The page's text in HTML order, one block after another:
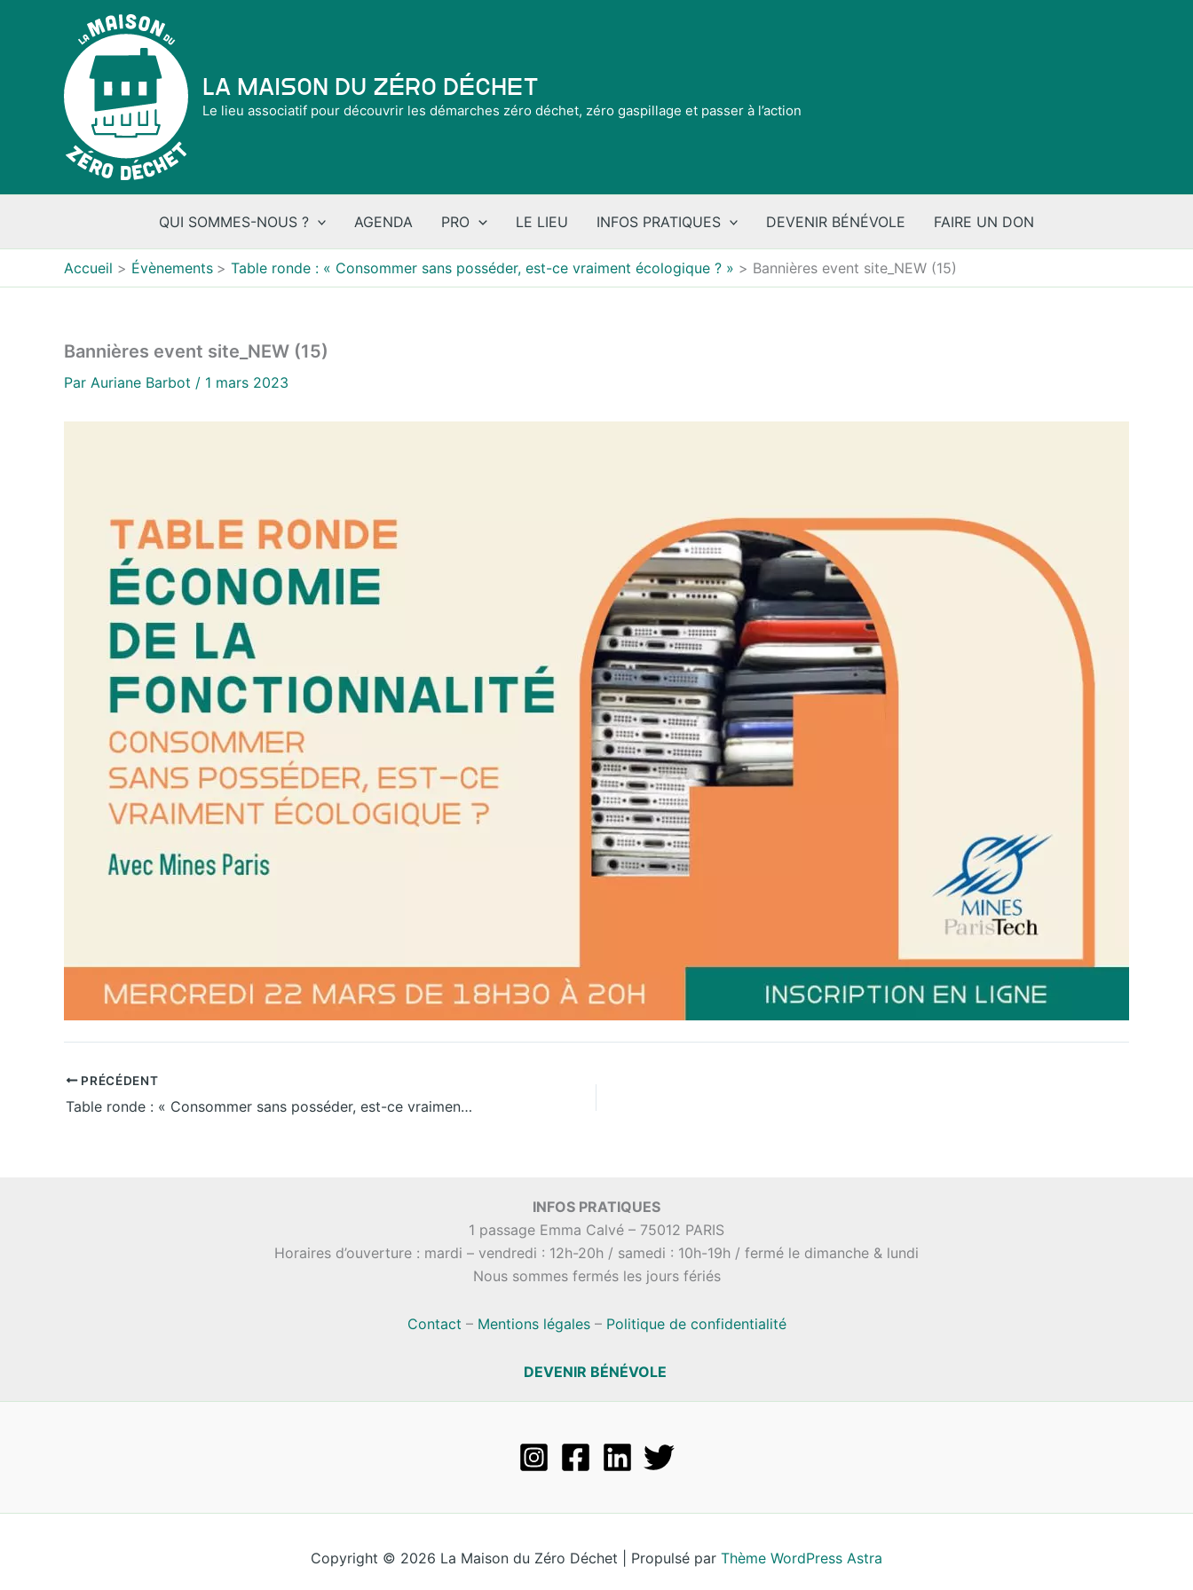
La Maison du Zéro Déchet
Le lieu associatif pour découvrir les démarches zéro déchet, zéro gaspillage et passer à l’action
QUI SOMMES-NOUS ? AGENDA PRO LE LIEU INFOS PRATIQUES DEVENIR BÉNÉVOLE FAIRE UN DON
Accueil Évènements Table ronde : « Consommer sans posséder, est-ce vraiment écologique ? » Bannières event site_NEW (15)
Bannières event site_NEW (15)
Par Auriane Barbot / 1 mars 2023
PRÉCÉDENT
Table ronde : « Consommer sans posséder, est-ce vraiment écologique ? »
INFOS PRATIQUES
1 passage Emma Calvé – 75012 PARIS
Horaires d’ouverture : mardi – vendredi : 12h-20h / samedi : 10h-19h / fermé le dimanche & lundi
Nous sommes fermés les jours fériés
Contact – Mentions légales– Politique de confidentialité
DEVENIR BÉNÉVOLE
Copyright © 2026 La Maison du Zéro Déchet | Propulsé par Thème WordPress Astra